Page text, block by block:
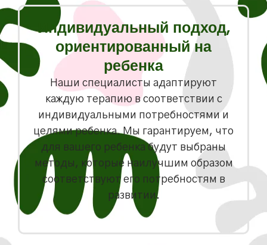
Индивидуальный подход,
ориентированный на
ребенка
Наши специалисты адаптируют
каждую терапию в соответствии с
индивидуальными потребностями и
целями ребенка. Мы гарантируем, что
для вашего ребенка будут выбраны
методы, которые наилучшим образом
соответствуют его потребностям в
развитии.